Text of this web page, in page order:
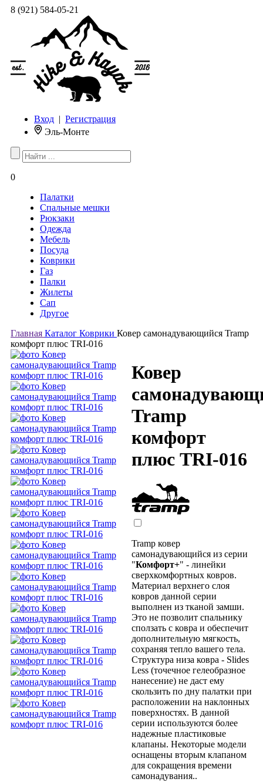
8 (921) 584-05-21
Вход | Регистрация
Эль-Монте
0
Палатки
Спальные мешки
Рюкзаки
Одежда
Мебель
Посуда
Коврики
Газ
Палки
Жилеты
Сап
Другое
Главная Каталог Коврики Ковер самонадувающийся Tramp
комфорт плюс TRI-016
Ковер
Tramp
комфорт
плюс TRI-016
Tramp ковер
самонадувающийся из серии
"Комфорт+" - линейки
сверхкомфортных ковров.
Материал верхнего слоя
ковров данной серии
выполнен из тканой замши.
Это не позволит спальнику
сползать с ковра и обеспечит
дополнительную мягкость,
сохраняя тепло вашего тела.
Структура низа ковра - Slides
Less (точечное гелеобразное
нанесение) не даст ему
скользить по дну палатки при
расположении на наклонных
поверхностях. В данной
серии используются более
надежные пластиковые
клапаны. Некоторые модели
оснащены вторым клапаном
для сокращения времени
самонадувания..